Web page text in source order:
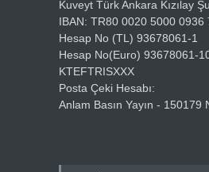
Kuveyt Türk Ankara Kızılay
IBAN: TR80 0020 5000 0936
Hesap No (TL) 93678061-1
Hesap No(Euro) 93678061-
KTEFTRISXXX
Posta Çeki Hesabı:
Anlam Basın Yayın - 150179